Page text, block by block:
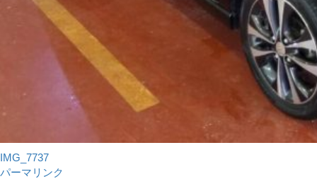
IMG_7737
パーマリンク